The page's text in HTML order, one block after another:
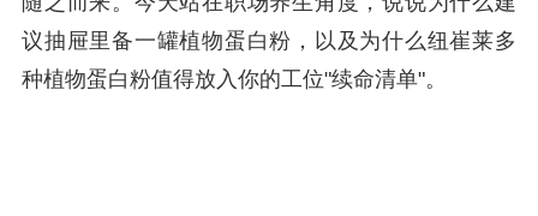
议抽屉里备一罐植物蛋白粉，以及为什么纽崔莱多
种植物蛋白粉值得放入你的工位"续命清单"。